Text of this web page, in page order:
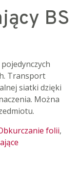
BS
Transport
siatki dzięki
Można
folii,